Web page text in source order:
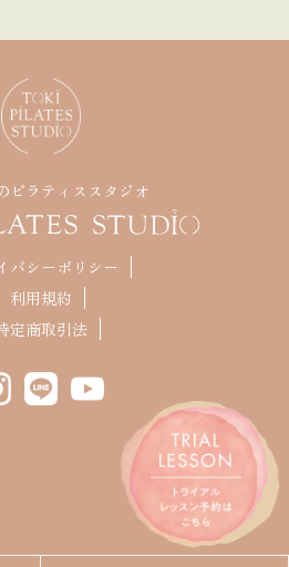
ピラティススタジオ
バシーポリシー
利用規約
定商取引法